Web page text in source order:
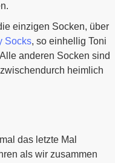
einzigen Socken, über
Socks, so einhellig Toni
anderen Socken sind
heimlich
das letzte Mal
als wir zusammen